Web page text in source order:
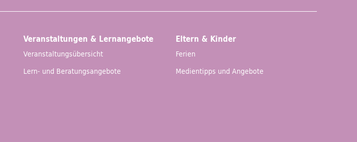
Veranstaltungen & Lernangebote
Veranstaltungsübersicht
Lern- und Beratungsangebote
Eltern & Kinder
Ferien
Medientipps und Angebote